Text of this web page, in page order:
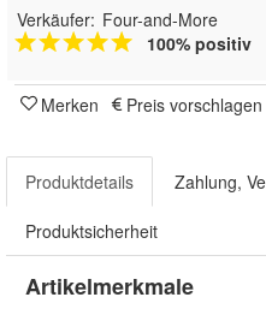
Verkäufer: Four-and-More
100% positiv
Merken Preis vorschlagen
Produktdetails Zahlung,
Produktsicherheit
Artikelmerkmale